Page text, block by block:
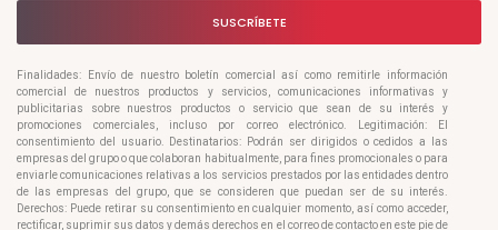
SUSCRÍBETE
Finalidades: Envío de nuestro boletín comercial así como remitirle información
comercial de nuestros productos y servicios, comunicaciones informativas y
publicitarias sobre nuestros productos o servicio que sean de su interés y
promociones comerciales, incluso por correo electrónico. Legitimación: El
consentimiento del usuario. Destinatarios: Podrán ser dirigidos o cedidos a las
empresas del grupo o que colaboran habitualmente, para fines promocionales o para
enviarle comunicaciones relativas a los servicios prestados por las entidades dentro
de las empresas del grupo, que se consideren que puedan ser de su interés.
Derechos: Puede retirar su consentimiento en cualquier momento, así como acceder,
rectificar, suprimir sus datos y demás derechos en el correo de contacto en este pie de